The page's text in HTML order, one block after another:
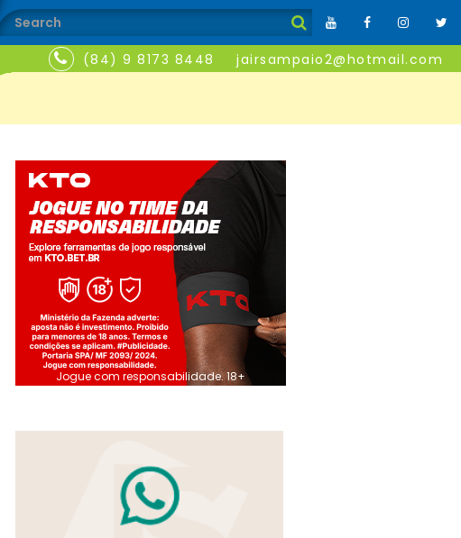
(84) 9 8173 8448 jairsampaio2@hotmail.com
Jogue com responsabilidade. 18+